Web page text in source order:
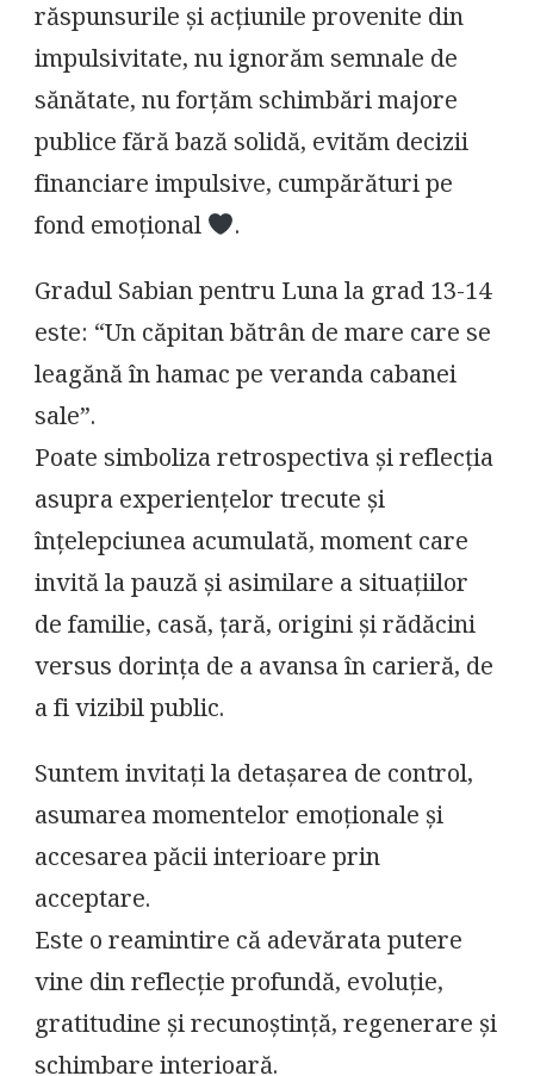
răspunsurile și acțiunile provenite din
impulsivitate, nu ignorăm semnale de
sănătate, nu forțăm schimbări majore
publice fără bază solidă, evităm decizii
financiare impulsive, cumpărături pe
fond emoțional
.
Gradul Sabian pentru Luna la grad 13-14
este: “Un căpitan bătrân de mare care se
leagănă în hamac pe veranda cabanei
sale”.
Poate simboliza retrospectiva și reflecția
asupra experiențelor trecute și
înțelepciunea acumulată, moment care
invită la pauză și asimilare a situațiilor
de familie, casă, țară, origini și rădăcini
versus dorința de a avansa în carieră, de
a fi vizibil public.
Suntem invitați la detașarea de control,
asumarea momentelor emoționale și
accesarea păcii interioare prin
acceptare.
Este o reamintire că adevărata putere
vine din reflecție profundă, evoluție,
gratitudine și recunoștință, regenerare și
schimbare interioară.